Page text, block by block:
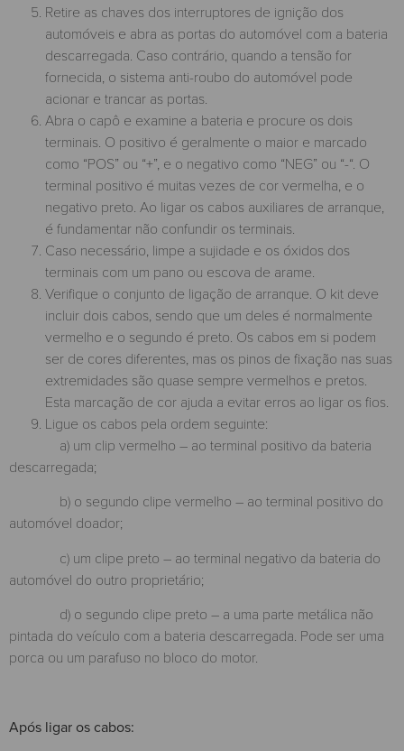
Retire as chaves dos interruptores de ignição dos
automóveis e abra as portas do automóvel com a bateria
descarregada. Caso contrário, quando a tensão for
fornecida, o sistema anti-roubo do automóvel pode
acionar e trancar as portas.
Abra o capô e examine a bateria e procure os dois
terminais. O positivo é geralmente o maior e marcado
como “POS” ou “+”, e o negativo como “NEG” ou “-“. O
terminal positivo é muitas vezes de cor vermelha, e o
negativo preto. Ao ligar os cabos auxiliares de arranque,
é fundamentar não confundir os terminais.
Caso necessário, limpe a sujidade e os óxidos dos
terminais com um pano ou escova de arame.
Verifique o conjunto de ligação de arranque. O kit deve
incluir dois cabos, sendo que um deles é normalmente
vermelho e o segundo é preto. Os cabos em si podem
ser de cores diferentes, mas os pinos de fixação nas suas
extremidades são quase sempre vermelhos e pretos.
Esta marcação de cor ajuda a evitar erros ao ligar os fios.
Ligue os cabos pela ordem seguinte:
a) um clip vermelho – ao terminal positivo da bateria
descarregada;
b) o segundo clipe vermelho – ao terminal positivo do
automóvel doador;
c) um clipe preto – ao terminal negativo da bateria do
automóvel do outro proprietário;
d) o segundo clipe preto – a uma parte metálica não
pintada do veículo com a bateria descarregada. Pode ser uma
porca ou um parafuso no bloco do motor.
Após ligar os cabos: